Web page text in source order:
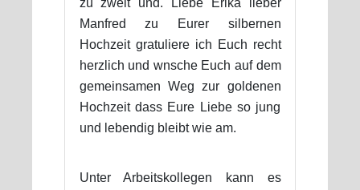
Manfred zu Eurer silbernen
Hochzeit gratuliere ich Euch recht
herzlich und wnsche Euch auf dem
gemeinsamen Weg zur goldenen
Hochzeit dass Eure Liebe so jung
und lebendig bleibt wie am.
Unter Arbeitskollegen kann es